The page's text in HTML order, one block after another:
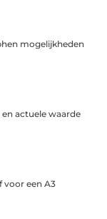
mogelijkheden
actuele waarde
voor een A3